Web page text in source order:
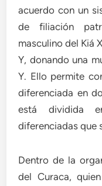
acuerdo con un
de filiación
masculino del Kiá
Y, donando una
Y. Ello permite
diferenciada en
está dividida
diferenciadas que
Dentro de la
del Curaca,